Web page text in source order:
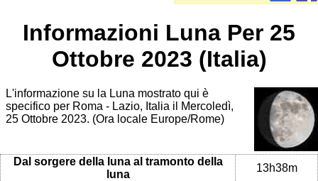
Informazioni Luna Per 25
Ottobre 2023 (Italia)
L'informazione su la Luna mostrato qui è
specifico per Roma - Lazio, Italia il Mercoledì,
25 Ottobre 2023. (Ora locale Europe/Rome)
Dal sorgere della luna al tramonto della
luna
13h38m